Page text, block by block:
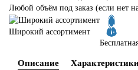
Любой объём под заказ (если нет
Широкий ассортимент
Описание